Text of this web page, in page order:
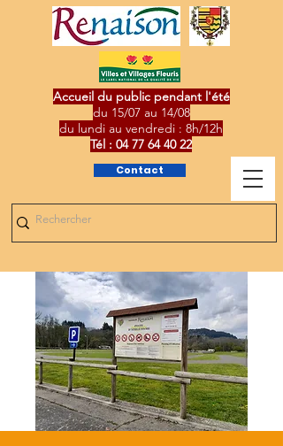
Contact
Accueil du public pendant l'été
du 15/07 au 14/08
du lundi au vendredi : 8h/12h
Tél : 04 77 64 40 22